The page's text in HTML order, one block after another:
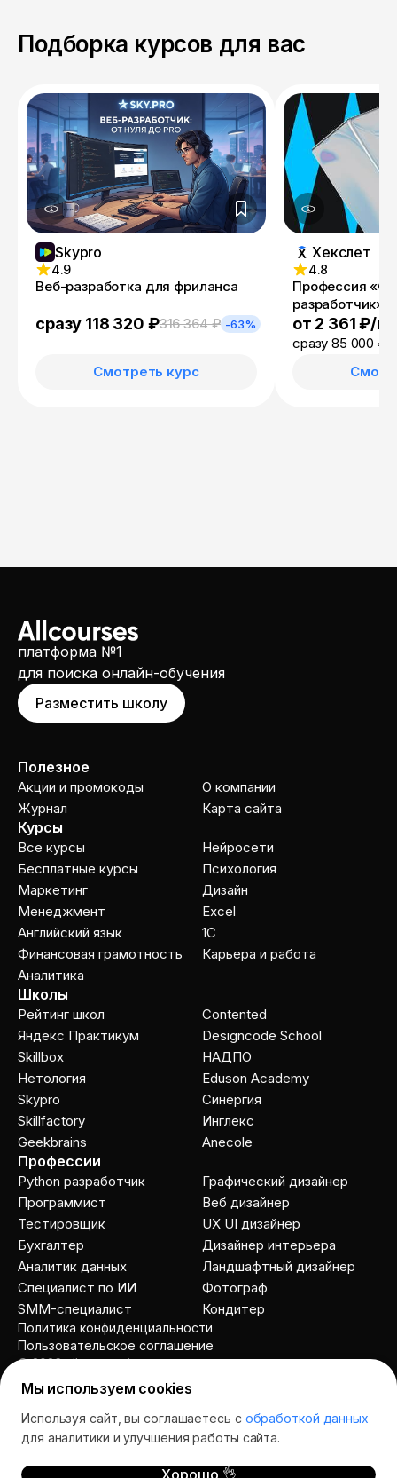
Подборка курсов для вас
Skypro
4.9
Веб-разработка для фриланса
сразу 118 320 ₽316 364 ₽ -63%
Смотреть курс
Хекслет
4.8
Профессия
разработчик»
от 2 361 ₽/
сразу 85 000 ₽
платформа №1
для поиска онлайн-обучения
Разместить школу
Полезное
Акции и промокоды
Журнал
О компании
Карта сайта
Курсы
Все курсы
Бесплатные курсы
Маркетинг
Менеджмент
Английский язык
Финансовая грамотность
Аналитика
Нейросети
Психология
Дизайн
Excel
1C
Карьера и работа
Школы
Рейтинг школ
Яндекс Практикум
Skillbox
Нетология
Skypro
Skillfactory
Geekbrains
Contented
Designcode School
НАДПО
Eduson Academy
Cинергия
Инглекс
Anecole
Профессии
Python разработчик
Программист
Тестировщик
Бухгалтер
Аналитик данных
Специалист по ИИ
SMM-специалист
Графический дизайнер
Веб дизайнер
UX UI дизайнер
Дизайнер интерьера
Ландшафтный дизайнер
Фотограф
Кондитер
© 2026 allcourses.io
Пользовательское соглашение
Политика конфиденциальности
Мы используем cookies
Используя сайт, вы соглашаетесь с обработкой данных
для аналитики и улучшения работы сайта.
Хорошо 👌